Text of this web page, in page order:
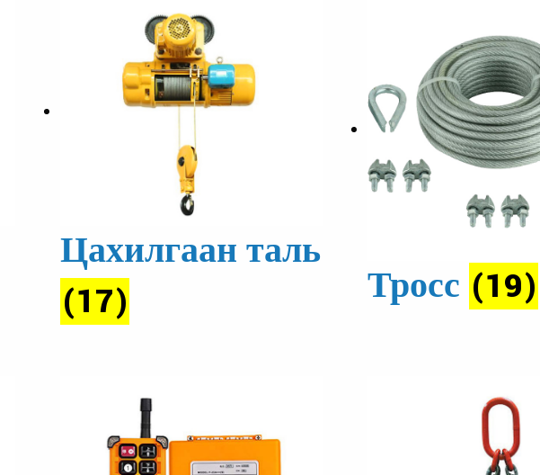
Цахилгаан таль
(17)
Тросс (19)